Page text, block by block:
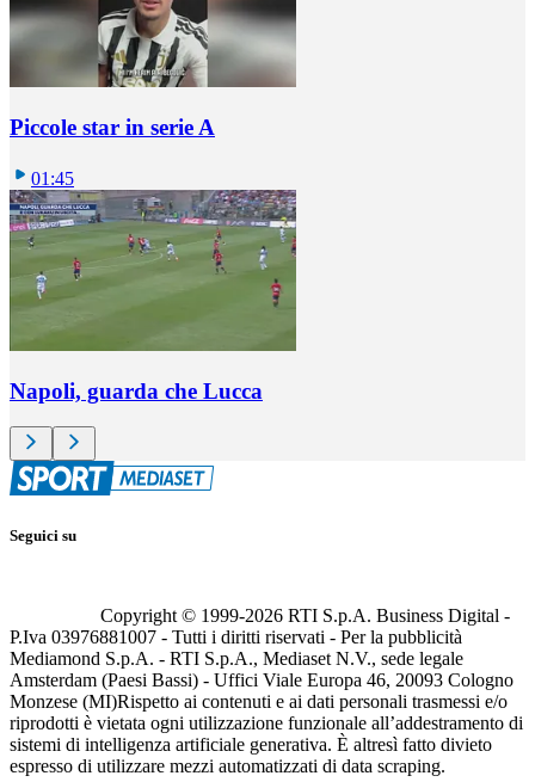
Piccole star in serie A
01:45
Napoli, guarda che Lucca
Seguici su
Copyright © 1999-2026 RTI S.p.A. Business Digital -
P.Iva 03976881007 - Tutti i diritti riservati - Per la pubblicità
Mediamond S.p.A. - RTI S.p.A., Mediaset N.V., sede legale
Amsterdam (Paesi Bassi) - Uffici Viale Europa 46, 20093 Cologno
Monzese (MI)Rispetto ai contenuti e ai dati personali trasmessi e/o
riprodotti è vietata ogni utilizzazione funzionale all’addestramento di
sistemi di intelligenza artificiale generativa. È altresì fatto divieto
espresso di utilizzare mezzi automatizzati di data scraping.